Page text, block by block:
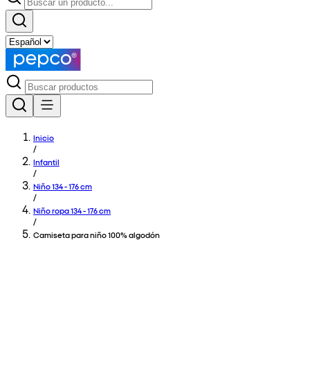
Inicio
/
Infantil
/
Niño 134 - 176 cm
/
Niño ropa 134 - 176 cm
/
Camiseta para niño 100% algodón